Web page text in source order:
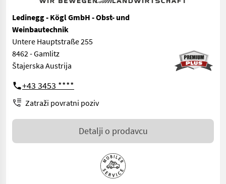
Ledinegg - Kögl GmbH - Obst- und
Weinbautechnik
Untere Hauptstraße 255
8462 - Gamlitz
Štajerska Austrija
+43 3453 ****
Zatraži povratni poziv
Detalji o prodavcu